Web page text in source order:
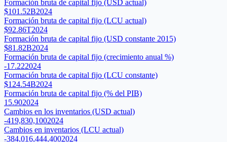
Formación bruta de capital fijo (USD actual)
$101.52B2024
Formación bruta de capital fijo (LCU actual)
$92.86T2024
Formación bruta de capital fijo (USD constante 2015)
$81.82B2024
Formación bruta de capital fijo (crecimiento anual %)
-17.222024
Formación bruta de capital fijo (LCU constante)
$124.54B2024
Formación bruta de capital fijo (% del PIB)
15.902024
Cambios en los inventarios (USD actual)
-419,830,1002024
Cambios en inventarios (LCU actual)
-384,016,444,4002024